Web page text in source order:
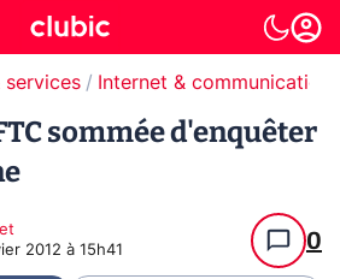
services Internet & communication
sommée d'enquêter
2012 à 15h41 0